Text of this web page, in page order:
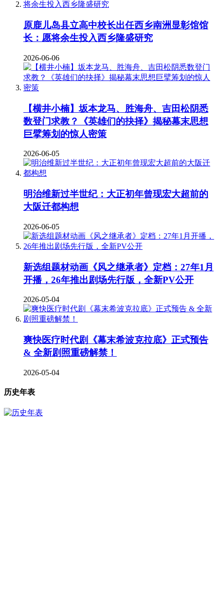
原鹿儿岛县立高中校长出任西乡南洲显彰馆馆
长：愿将余生投入西乡隆盛研究
2026-06-06
【横井小楠】坂本龙马、胜海舟、吉田松阴悉
数登门求教？《英雄们的抉择》揭秘幕末思想
巨擘筹划的惊人密策
2026-06-05
明治维新过半世纪：大正初年曾现宏大超前的
大阪迁都构想
2026-06-05
新选组题材动画《风之继承者》定档：27年1月
开播，26年推出剧场先行版，全新PV公开
2026-05-04
爽快医疗时代剧《幕末希波克拉底》正式预告
& 全新剧照重磅解禁！
2026-05-04
历史年表